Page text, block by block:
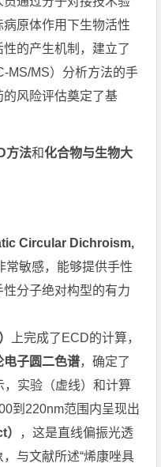
原体作用下生物活性
的产生机制，建立了
MS/MS）分析方法的手
风险评估奠定了基
方法和化合物与生物大
Circular Dichroism,
常敏感，能够提供手性
分子绝对构型的有力
上完成了ECD的计算，
电子圆二色谱，确定了
实验（虚线）和计算
到220nm范围内呈现出
，这是直线偏振光透
与文献所述“烯康唑具